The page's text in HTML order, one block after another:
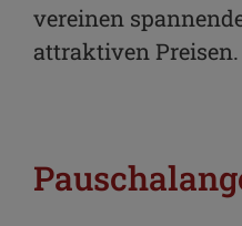
vereinen
attraktiven Preisen.